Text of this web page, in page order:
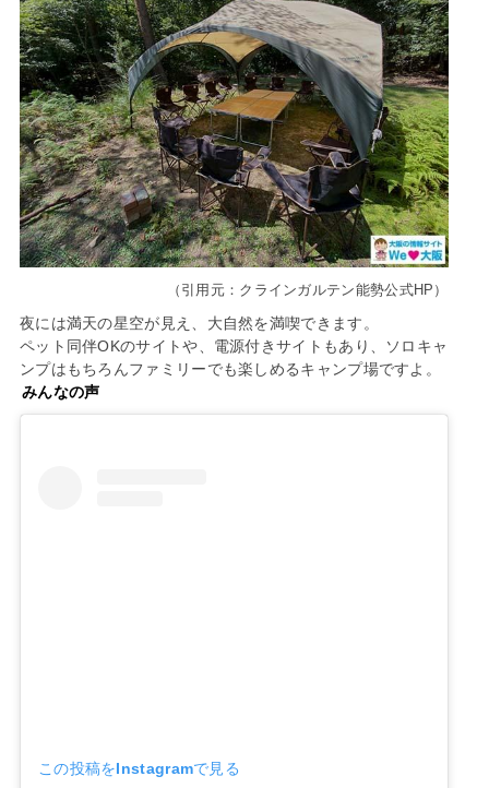
（引用元：クラインガルテン能勢公式HP）
夜には満天の星空が見え、大自然を満喫できます。
ペット同伴OKのサイトや、電源付きサイトもあり、ソロキャ
ンプはもちろんファミリーでも楽しめるキャンプ場ですよ。
みんなの声
この投稿をInstagramで見る